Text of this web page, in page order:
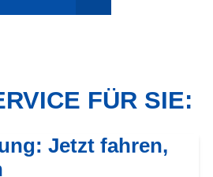
FÜR SIE:
Jetzt fahren,